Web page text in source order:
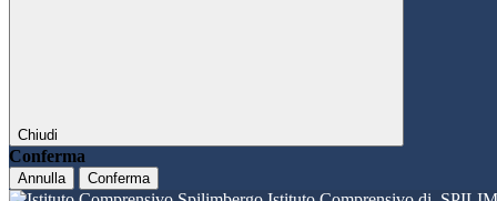
Chiudi
Conferma
Annulla Conferma